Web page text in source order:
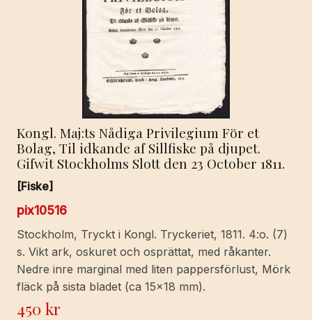
Kongl. Maj:ts Nådiga Privilegium För et
Bolag, Til idkande af Sillfiske på djupet.
Gifwit Stockholms Slott den 23 October 1811.
[Fiske]
pix10516
Stockholm, Tryckt i Kongl. Tryckeriet, 1811. 4:o. (7)
s. Vikt ark, oskuret och osprättat, med råkanter.
Nedre inre marginal med liten pappersförlust, Mörk
fläck på sista bladet (ca 15x18 mm).
450kr